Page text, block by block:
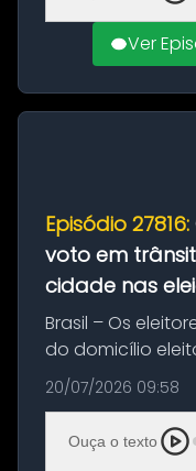
Ver
Episódio 27816:
voto em
cidade nas
Brasil – Os
do domicílio
podem solicitar
desta segunda-
feito até 20 de
20/07/2026 09:58
Ouça o texto